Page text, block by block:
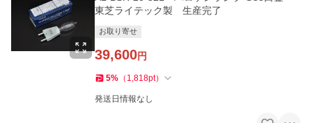
東芝ライテック製 生産完了
お取り寄せ
39,600円
5% （ 1,818pt）
発送日情報なし